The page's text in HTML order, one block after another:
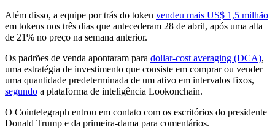
Além disso, a equipe por trás do token vendeu mais US$ 1,5 milhão
em tokens nos três dias que antecederam 28 de abril, após uma alta
de 21% no preço na semana anterior.
Os padrões de venda apontaram para dollar-cost averaging (DCA),
uma estratégia de investimento que consiste em comprar ou vender
uma quantidade predeterminada de um ativo em intervalos fixos,
segundo a plataforma de inteligência Lookonchain.
O Cointelegraph entrou em contato com os escritórios do presidente
Donald Trump e da primeira-dama para comentários.